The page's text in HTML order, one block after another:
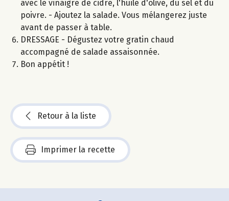
avec le vinaigre de cidre, l'huile d'olive, du sel et du
poivre. - Ajoutez la salade. Vous mélangerez juste
avant de passer à table.
DRESSAGE - Dégustez votre gratin chaud
accompagné de salade assaisonnée.
Bon appétit !
Retour à la liste
Imprimer la recette